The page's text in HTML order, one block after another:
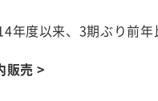
年度以来、3期ぶり前年
販売 >